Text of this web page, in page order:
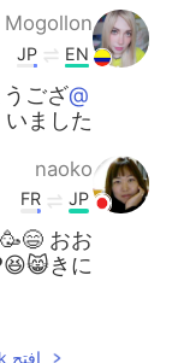
Mogollon
EN
JP
@naoko
ござ
いました
naoko
JP
FR
おお
きに😸😆♥️
افتح HelloTalk للانضمام الى المحادثة